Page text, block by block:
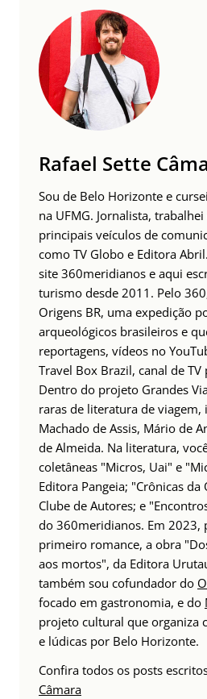
Rafael Sette
Sou de Belo Horizonte e
na UFMG. Jornalista,
principais veículos de
como TV Globo e Editora
site 360meridianos e aqui
turismo desde 2011. Pelo
Origens BR, uma expedição
arqueológicos brasileiros e
reportagens, vídeos no
Travel Box Brazil, canal de
Dentro do projeto Grandes
raras de literatura de
Machado de Assis, Mário de
de Almeida. Na literatura,
coletâneas "Micros, Uai" e
Editora Pangeia; "Crônicas
Clube de Autores; e
do 360meridianos. Em 2023,
primeiro romance, a obra
aos mortos", da Editora
também sou cofundador do
focado em gastronomia, e do
projeto cultural que organiza
e lúdicas por Belo Horizonte.
Confira todos os posts
Câmara